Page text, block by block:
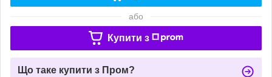
або
Купити з
Що таке купити з Пром?